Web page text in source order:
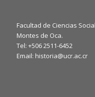
Facultad de Ciencias
Montes de Oca.
Tel: +506 2511-6452
Email: historia@ucr.ac.cr